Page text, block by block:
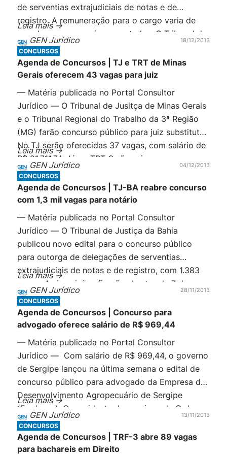
de serventias extrajudiciais de notas e de
registro. A remuneração para o cargo varia de
acordo com os serviços prestados. O Tribunal de
Justiça da Bahia é o que oferece o maior número
de vagas: 1.383. Para este concurso, […]
Leia mais ->
GEN Jurídico
18/12/2013
CONCURSOS
Agenda de Concursos | TJ e TRT de Minas
Gerais oferecem 43 vagas para juiz
— Matéria publicada no Portal Consultor
Jurídico — O Tribunal de Jusitça de Minas Gerais
e o Tribunal Regional do Trabalho da 3ª Região
(MG) farão concurso público para juiz substituto.
No TJ serão oferecidas 37 vagas, com salário de
R$ 21.711,74. Já no TRT-3 são seis vagas com
salário incial de R$ 22.854,47. Em ambos é
necessário […]
Leia mais ->
GEN Jurídico
04/12/2013
CONCURSOS
Agenda de Concursos | TJ-BA reabre concurso
com 1,3 mil vagas para notário
— Matéria publicada no Portal Consultor
Jurídico — O Tribunal de Justiça da Bahia
publicou novo edital para o concurso público
para outorga de delegações de serventias
extrajudiciais de notas e de registro, com 1.383
vagas. As inscrições ficarão abertas de 7 de
janeiro a 5 de fevereiro de 2014. A taxa é de R$
200. A remuneração […]
Leia mais ->
GEN Jurídico
28/11/2013
CONCURSOS
Agenda de Concursos | Concurso para
advogado oferece salário de R$ 969,44
— Matéria publicada no Portal Consultor
Jurídico — Com salário de R$ 969,44, o governo
de Sergipe lançou na última semana o edital de
concurso público para advogado da Empresa de
Desenvolvimento Agropecuário de Sergipe
(Emdagro). O presidente da secciona da Ordem
dos Advogados do Brasil no estado Carlos
Augusto Monteiro Nascimento, reclama: “o valor
irrisório é um […]
Leia mais ->
GEN Jurídico
13/11/2013
CONCURSOS
Agenda de Concursos | TRF-3 abre 89 vagas
para bachareis em Direito